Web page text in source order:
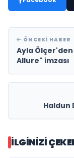
ÖNCEKI HABER
Ayla
Allure" imzası
Haldun
İLGINIZI